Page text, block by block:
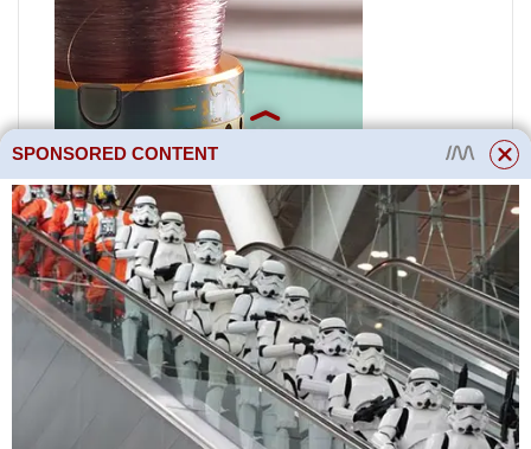
SPONSORED CONTENT